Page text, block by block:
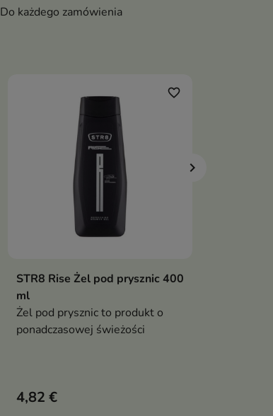
Do każdego zamówienia
Dodaj do koszyka
favorite_border
STR8 Rise Żel pod prysznic 400
ml
Żel pod prysznic to produkt o
ponadczasowej świeżości
4,82 €